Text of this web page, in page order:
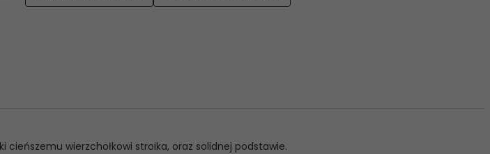
wierzchołkowi stroika, oraz solidnej podstawie.